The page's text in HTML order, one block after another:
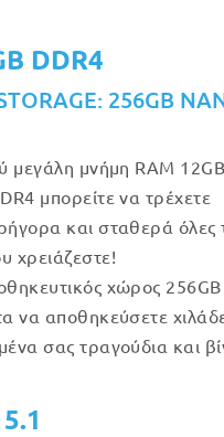
DDR4
256GB
μεγάλη μνήμη RAM
μπορείτε να τρέχετε
και σταθερά όλες
χρειάζεστε!
χώρος 256GB
να αποθηκεύσετε
σας τραγούδια και